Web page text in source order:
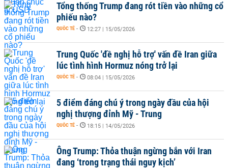
Tổng thống Trump đang rót tiền vào những cổ
phiếu nào?
QUỐC TẾ - 12:27 | 15/05/2026
Trung Quốc 'đề nghị hỗ trợ' vấn đề Iran giữa
lúc tình hình Hormuz nóng trở lại
QUỐC TẾ - 08:04 | 15/05/2026
5 điểm đáng chú ý trong ngày đầu của hội
nghị thượng đỉnh Mỹ - Trung
QUỐC TẾ - 18:15 | 14/05/2026
Ông Trump: Thỏa thuận ngừng bắn với Iran
đang ‘trong trạng thái nguy kịch’